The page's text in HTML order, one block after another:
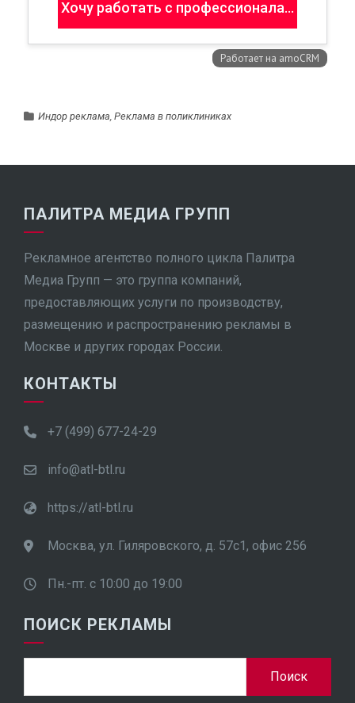
Индор реклама, Реклама в поликлиниках
ПАЛИТРА МЕДИА ГРУПП
Рекламное агентство полного цикла Палитра
Медиа Групп — это группа компаний,
предоставляющих услуги по производству,
размещению и распространению рекламы в
Москве и других городах России.
КОНТАКТЫ
+7 (499) 677-24-29
info@atl-btl.ru
https://atl-btl.ru
Москва, ул. Гиляровского, д. 57с1, офис 256
Пн.-пт. с 10:00 до 19:00
ПОИСК РЕКЛАМЫ